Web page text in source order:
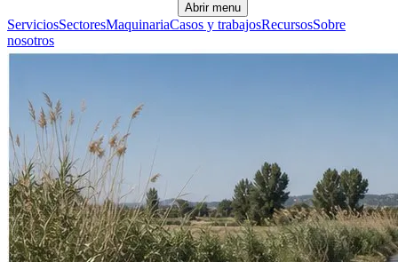
Abrir menu
ServiciosSectoresMaquinariaCasos y trabajosRecursosSobre
nosotros